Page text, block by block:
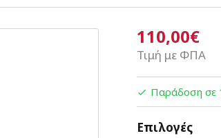
110,00€
Τιμή με ΦΠΑ
Παράδοση σε
Επιλογές